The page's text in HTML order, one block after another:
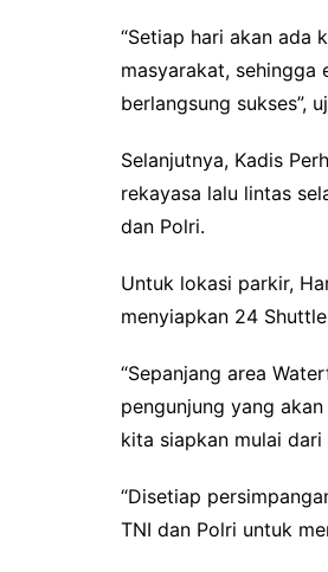
“Setiap hari akan ada
masyarakat,
berlangsung sukses”,
Selanjutnya, Kadis
rekayasa lalu lintas
dan Polri.
Untuk lokasi parkir,
menyiapkan 24
“Sepanjang area
pengunjung yang
kita siapkan mulai
“Disetiap
TNI dan Polri untuk